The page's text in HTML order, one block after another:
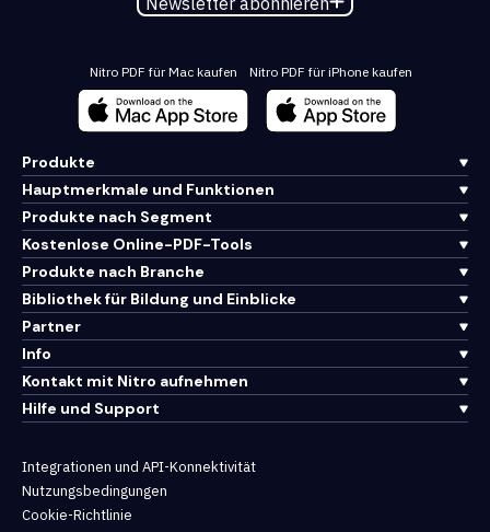
Nitro PDF für Mac kaufen Nitro PDF für iPhone kaufen
Produkte
Hauptmerkmale und Funktionen
Produkte nach Segment
Kostenlose Online-PDF-Tools
Produkte nach Branche
Bibliothek für Bildung und Einblicke
Partner
Info
Kontakt mit Nitro aufnehmen
Hilfe und Support
Integrationen und API-Konnektivität
Nutzungsbedingungen
Cookie-Richtlinie